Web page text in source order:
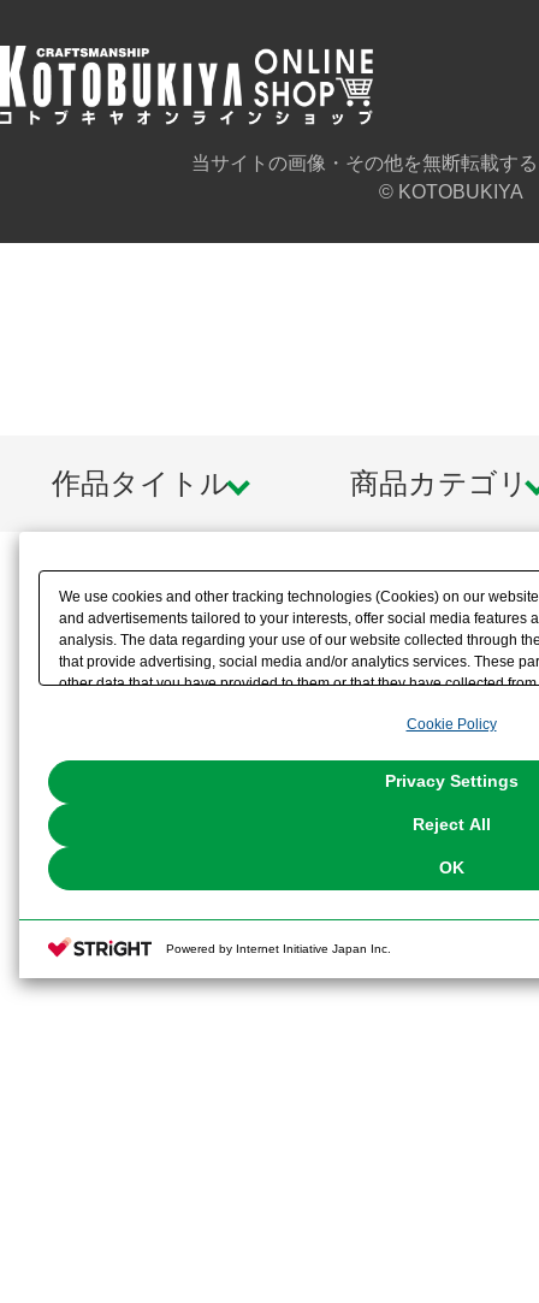
当サイトの画像・その他を無断転載す
© KOTOBUKIYA
作品タイトル 商品カテゴリ
We use cookies and other tracking technologies (Cookies) on our
and advertisements tailored to your interests, offer social media features
analysis. The data regarding your use of our website collected through
that provide advertising, social media and/or analytics services. These
other data that you have provided to them or that they have collected
the use of all Cookies except for Strictly Necessary Cookies, please
You can change your consent or rejection settings at any time via
Cookie Policy
Privacy Settings
Reject All
OK
Powered by Internet Initiative Japan Inc.